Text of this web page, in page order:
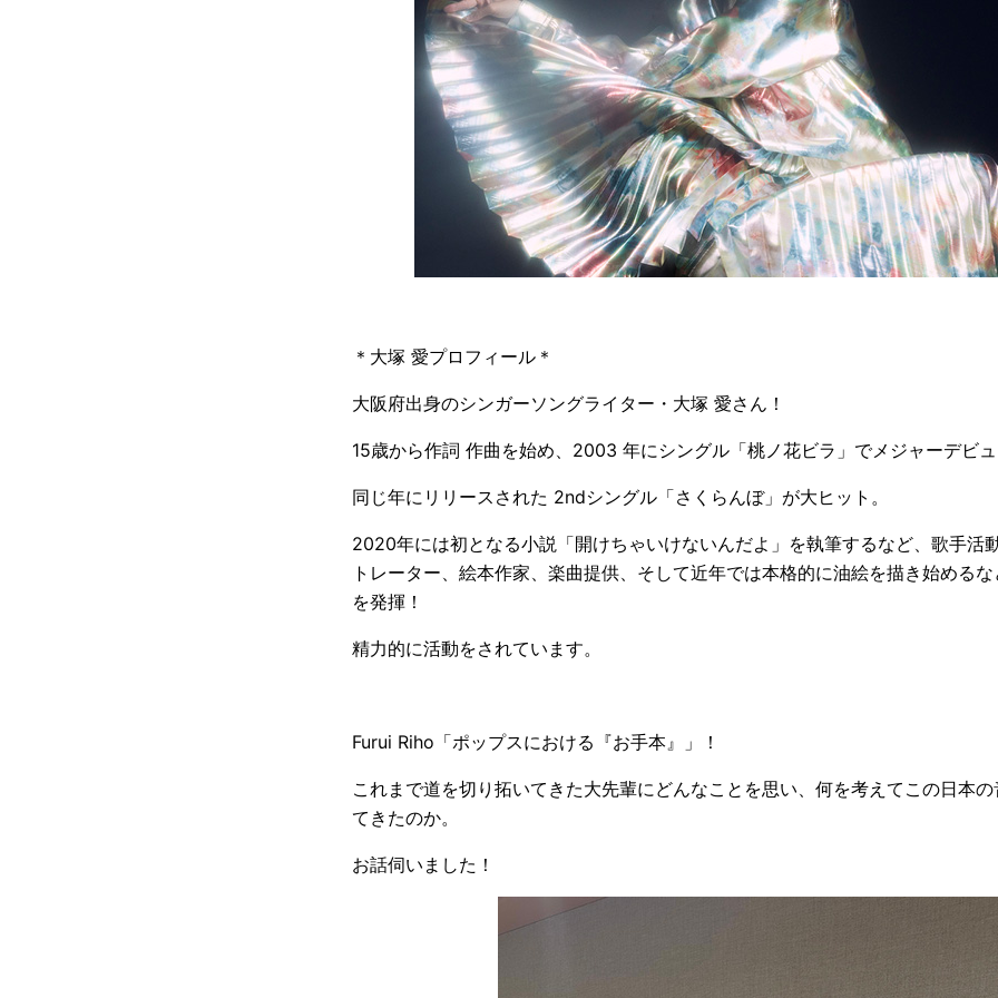
＊大塚 愛プロフィール＊
大阪府出身のシンガーソングライター・大塚 愛さん！
15歳から作詞 作曲を始め、2003 年にシングル「桃ノ花ビラ」でメジャーデビ
同じ年にリリースされた 2ndシングル「さくらんぼ」が大ヒット。
2020年には初となる小説「開けちゃいけないんだよ」を執筆するなど、歌手活
トレーター、絵本作家、楽曲提供、そして近年では本格的に油絵を描き始める
を発揮！
精力的に活動をされています。
Furui Riho「ポップスにおける『お手本』」！
これまで道を切り拓いてきた大先輩にどんなことを思い、何を考えてこの日本
てきたのか。
お話伺いました！